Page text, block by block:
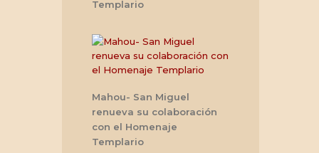
Templario
Mahou- San Miguel
renueva su colaboración
con el Homenaje
Templario